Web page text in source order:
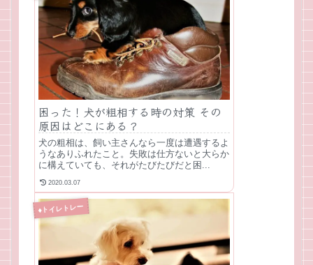
困った！犬が粗相する時の対策 その
原因はどこにある？
犬の粗相は、飼い主さんなら一度は遭遇するよ
うなありふれたこと。失敗は仕方ないと大らか
に構えていても、それがたびたびだと困...
2020.03.07
♦トイレトレー